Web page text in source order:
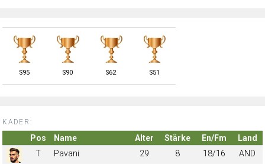
S95 S90 S62 S51
KADER:
Pos Name Alter Stärke En/Fm
Land
T
Pavani 29 8 18/16
AND